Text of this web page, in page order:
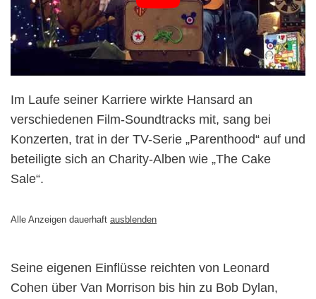
Im Laufe seiner Karriere wirkte Hansard an
verschiedenen Film-Soundtracks mit, sang bei
Konzerten, trat in der TV-Serie „Parenthood“ auf und
beteiligte sich an Charity-Alben wie „The Cake
Sale“.
Alle Anzeigen dauerhaft ausblenden
Seine eigenen Einflüsse reichten von Leonard
Cohen über Van Morrison bis hin zu Bob Dylan,